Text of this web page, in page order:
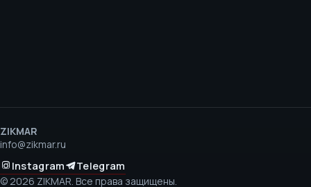
ZIKMAR
info@zikmar.ru
Instagram
Telegram
© 2026 ZIKMAR. Все права защищены.